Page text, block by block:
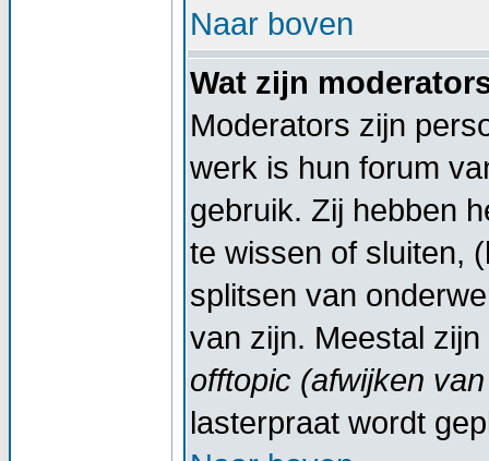
Naar boven
Wat zijn
Moderators zijn
werk is hun forum
gebruik. Zij hebben
te wissen of sluiten,
splitsen van
van zijn. Meestal
offtopic (afwijken
lasterpraat wordt